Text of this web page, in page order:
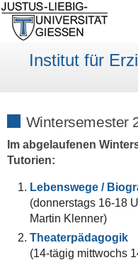
Institut für
Wintersemester
Im abgelaufenen
Tutorien:
Lebenswege /
(donnerstags 16-18
Martin Klenner)
Theaterpädagogik
(14-tägig mittwochs